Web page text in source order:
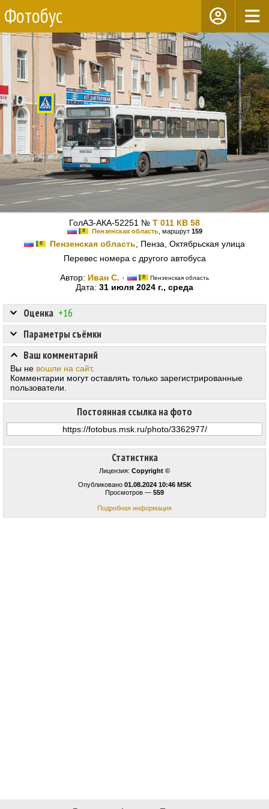
Фотобус
ГолАЗ-АКА-52251 № Т 011 КВ 58
Пензенская область, маршрут 159
Пензенская область , Пенза, Октябрьская улица
Перевес номера с другого автобуса
Автор: Иван С. · Пензенская область
Дата: 31 июля 2024 г., среда
Статистика
Лицензия: Copyright ©
Опубликовано 01.08.2024 10:46 MSK
Просмотров — 559
Подробная информация
Оценка +16
Постоянная ссылка на фото
Параметры съёмки
Ваш комментарий
Вы не вошли на сайт.
Комментарии могут оставлять только зарегистрированные
пользователи.